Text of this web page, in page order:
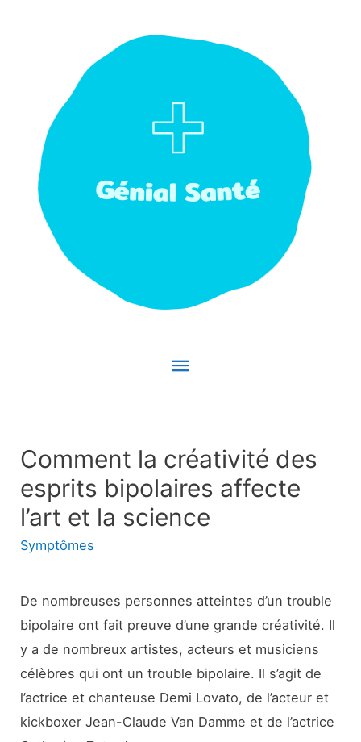
Menu
Comment la créativité des
esprits bipolaires affecte
l’art et la science
Symptômes
De nombreuses personnes atteintes d’un trouble
bipolaire ont fait preuve d’une grande créativité. Il
y a de nombreux artistes, acteurs et musiciens
célèbres qui ont un trouble bipolaire. Il s’agit de
l’actrice et chanteuse Demi Lovato, de l’acteur et
kickboxer Jean-Claude Van Damme et de l’actrice